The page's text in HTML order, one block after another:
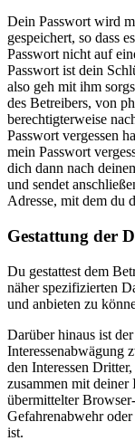
Dein Passwort wird
gespeichert, so dass
Passwort nicht auf
Passwort ist dein
also geh mit ihm
des Betreibers, von
berechtigterweise
Passwort vergessen
mein Passwort
dich dann nach
und sendet
Adresse, mit dem du
Gestattung der
Du gestattest dem
näher spezifizierten
und anbieten zu
Darüber hinaus ist
Interessenabwägung
den Interessen
zusammen mit
übermittelter
Gefahrenabwehr
ist.